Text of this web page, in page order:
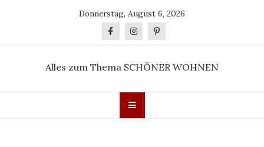
Donnerstag, August 6, 2026
Alles zum Thema SCHÖNER WOHNEN